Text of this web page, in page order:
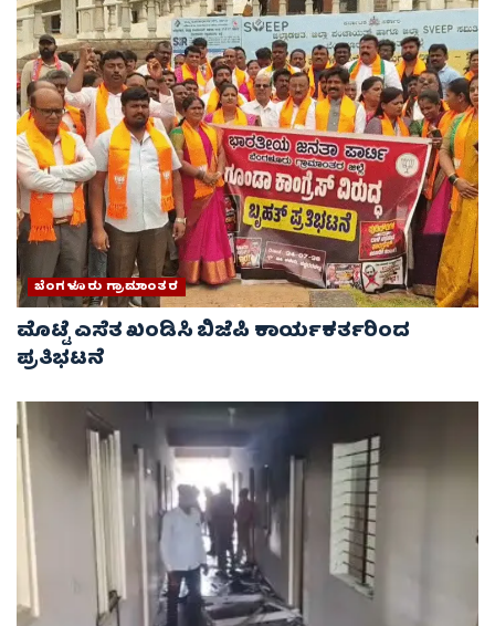
ಬೆಂಗಳೂರು ಗ್ರಾಮಾಂತರ
ಮೊಟ್ಟೆ ಎಸೆತ ಖಂಡಿಸಿ ಬಿಜೆಪಿ ಕಾರ್ಯಕರ್ತರಿಂದ
ಪ್ರತಿಭಟನೆ